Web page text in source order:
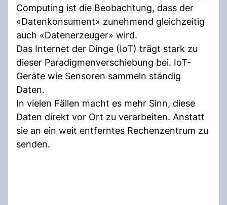
Computing ist die Beobachtung, dass der
«Datenkonsument» zunehmend gleichzeitig
auch «Datenerzeuger» wird.
Das Internet der Dinge (IoT) trägt stark zu
dieser Paradigmenverschiebung bei. IoT-
Geräte wie Sensoren sammeln ständig
Daten.
In vielen Fällen macht es mehr Sinn, diese
Daten direkt vor Ort zu verarbeiten. Anstatt
sie an ein weit entferntes Rechenzentrum zu
senden.